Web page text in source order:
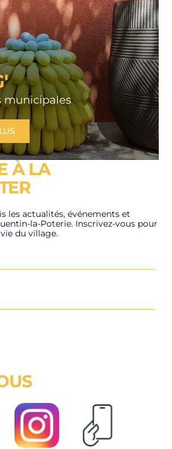
municipales
À LA
les actualités, événements et
la-Poterie. Inscrivez-vous pour
du village.